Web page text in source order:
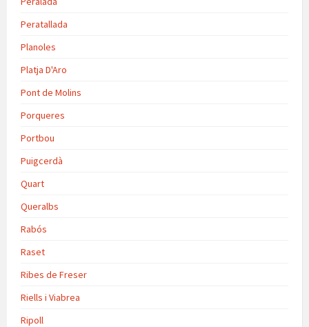
Peratallada
Planoles
Platja D'Aro
Pont de Molins
Porqueres
Portbou
Puigcerdà
Quart
Queralbs
Rabós
Raset
Ribes de Freser
Riells i Viabrea
Ripoll